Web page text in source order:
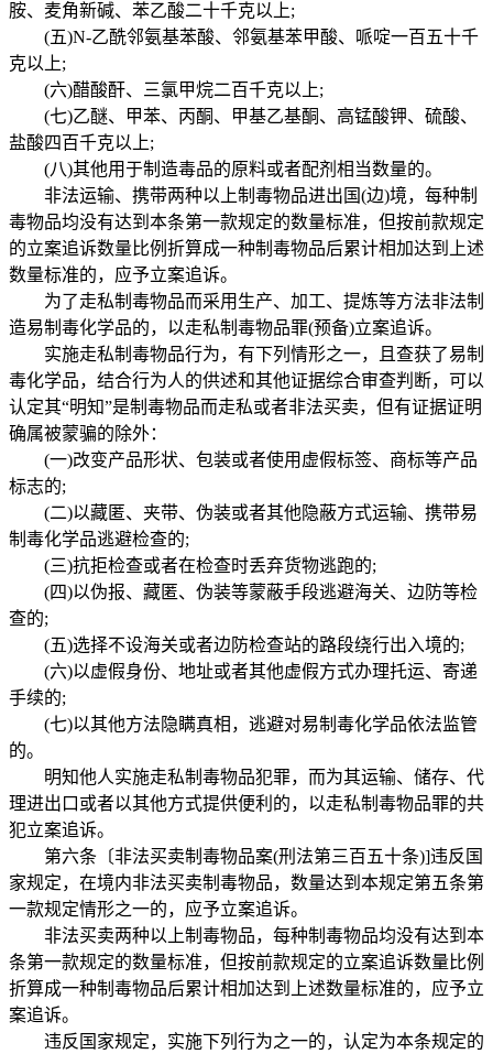
胺、麦角新碱、苯乙酸二十千克以上;
(五)N-乙酰邻氨基苯酸、邻氨基苯甲酸、哌啶一百五十千
克以上;
(六)醋酸酐、三氯甲烷二百千克以上;
(七)乙醚、甲苯、丙酮、甲基乙基酮、高锰酸钾、硫酸、
盐酸四百千克以上;
(八)其他用于制造毒品的原料或者配剂相当数量的。
非法运输、携带两种以上制毒物品进出国(边)境，每种制
毒物品均没有达到本条第一款规定的数量标准，但按前款规定
的立案追诉数量比例折算成一种制毒物品后累计相加达到上述
数量标准的，应予立案追诉。
为了走私制毒物品而采用生产、加工、提炼等方法非法制
造易制毒化学品的，以走私制毒物品罪(预备)立案追诉。
实施走私制毒物品行为，有下列情形之一，且查获了易制
毒化学品，结合行为人的供述和其他证据综合审查判断，可以
认定其“明知”是制毒物品而走私或者非法买卖，但有证据证明
确属被蒙骗的除外：
(一)改变产品形状、包装或者使用虚假标签、商标等产品
标志的;
(二)以藏匿、夹带、伪装或者其他隐蔽方式运输、携带易
制毒化学品逃避检查的;
(三)抗拒检查或者在检查时丢弃货物逃跑的;
(四)以伪报、藏匿、伪装等蒙蔽手段逃避海关、边防等检
查的;
(五)选择不设海关或者边防检查站的路段绕行出入境的;
(六)以虚假身份、地址或者其他虚假方式办理托运、寄递
手续的;
(七)以其他方法隐瞒真相，逃避对易制毒化学品依法监管
的。
明知他人实施走私制毒物品犯罪，而为其运输、储存、代
理进出口或者以其他方式提供便利的，以走私制毒物品罪的共
犯立案追诉。
第六条〔非法买卖制毒物品案(刑法第三百五十条)]违反国
家规定，在境内非法买卖制毒物品，数量达到本规定第五条第
一款规定情形之一的，应予立案追诉。
非法买卖两种以上制毒物品，每种制毒物品均没有达到本
条第一款规定的数量标准，但按前款规定的立案追诉数量比例
折算成一种制毒物品后累计相加达到上述数量标准的，应予立
案追诉。
违反国家规定，实施下列行为之一的，认定为本条规定的